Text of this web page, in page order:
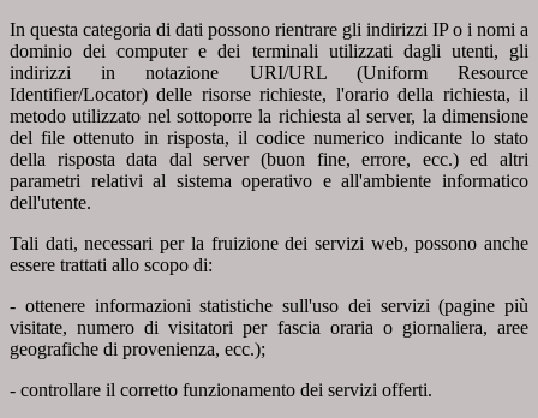
In questa categoria di dati possono rientrare gli indirizzi IP o i nomi a
dominio dei computer e dei terminali utilizzati dagli utenti, gli
indirizzi in notazione URI/URL (Uniform Resource
Identifier/Locator) delle risorse richieste, l'orario della richiesta, il
metodo utilizzato nel sottoporre la richiesta al server, la dimensione
del file ottenuto in risposta, il codice numerico indicante lo stato
della risposta data dal server (buon fine, errore, ecc.) ed altri
parametri relativi al sistema operativo e all'ambiente informatico
dell'utente.
Tali dati, necessari per la fruizione dei servizi web, possono anche
essere trattati allo scopo di:
- ottenere informazioni statistiche sull'uso dei servizi (pagine più
visitate, numero di visitatori per fascia oraria o giornaliera, aree
geografiche di provenienza, ecc.);
- controllare il corretto funzionamento dei servizi offerti.